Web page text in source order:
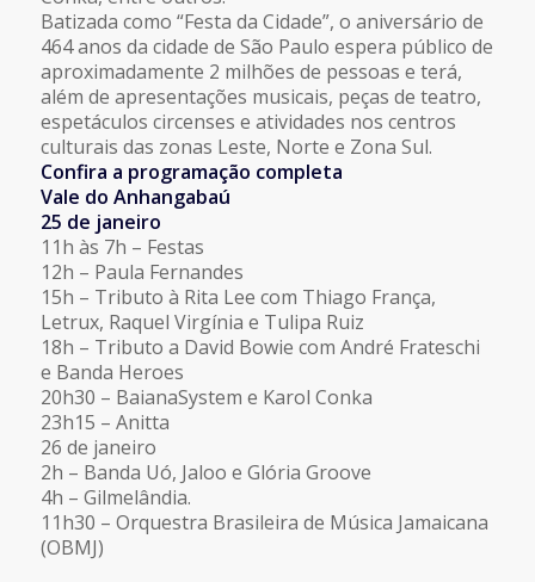
Batizada como “Festa da Cidade”, o aniversário de
464 anos da cidade de São Paulo espera público de
aproximadamente 2 milhões de pessoas e terá,
além de apresentações musicais, peças de teatro,
espetáculos circenses e atividades nos centros
culturais das zonas Leste, Norte e Zona Sul.
Confira a programação completa
Vale do Anhangabaú
25 de janeiro
11h às 7h – Festas
12h – Paula Fernandes
15h – Tributo à Rita Lee com Thiago França,
Letrux, Raquel Virgínia e Tulipa Ruiz
18h – Tributo a David Bowie com André Frateschi
e Banda Heroes
20h30 – BaianaSystem e Karol Conka
23h15 – Anitta
26 de janeiro
2h – Banda Uó, Jaloo e Glória Groove
4h – Gilmelândia.
11h30 – Orquestra Brasileira de Música Jamaicana
(OBMJ)